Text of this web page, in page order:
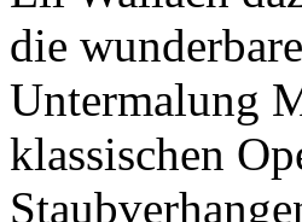
die
Untermalung
klassischen